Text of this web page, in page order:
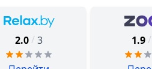
2.0 / 3 1.9 /